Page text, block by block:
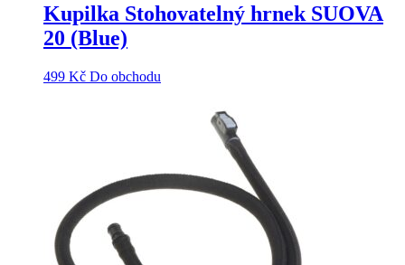
Kupilka Stohovatelný hrnek SUOVA
20 (Blue)
499 Kč Do obchodu